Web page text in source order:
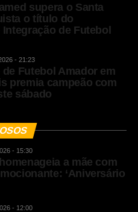
supera o Santa
o título do
Integração de Futebol
- 21:23
Futebol Amador em
premia campeão com
sábado
- 15:30
a mãe com
‘Aniversário
- 12:00